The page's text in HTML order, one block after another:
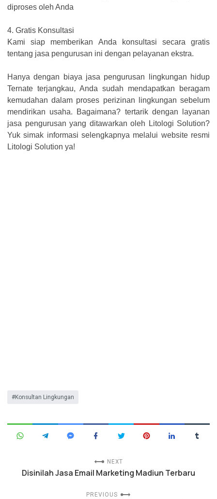
diproses oleh Anda
4. Gratis Konsultasi
Kami siap memberikan Anda konsultasi secara gratis
tentang jasa pengurusan ini dengan pelayanan ekstra.
Hanya dengan biaya jasa pengurusan lingkungan hidup
Ternate terjangkau, Anda sudah mendapatkan beragam
kemudahan dalam proses perizinan lingkungan sebelum
mendirikan usaha. Bagaimana? tertarik dengan layanan
jasa pengurusan yang ditawarkan oleh Litologi Solution?
Yuk simak informasi selengkapnya melalui website resmi
Litologi Solution ya!
Konsultan Lingkungan
NEXT
Disinilah Jasa Email Marketing Madiun Terbaru
PREVIOUS